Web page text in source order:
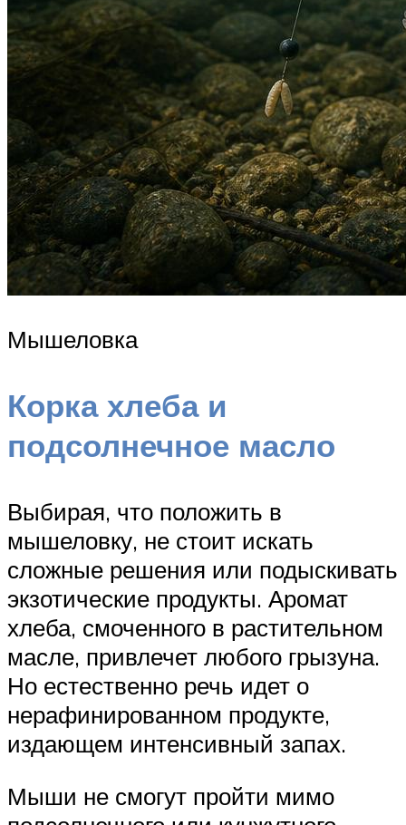
Мышеловка
Корка хлеба и
подсолнечное масло
Выбирая, что положить в
мышеловку, не стоит искать
сложные решения или подыскивать
экзотические продукты. Аромат
хлеба, смоченного в растительном
масле, привлечет любого грызуна.
Но естественно речь идет о
нерафинированном продукте,
издающем интенсивный запах.
Мыши не смогут пройти мимо